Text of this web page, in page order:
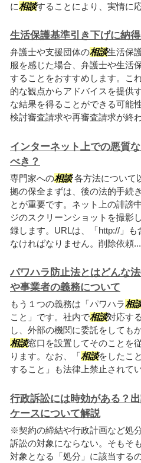
に相談することにより、実情に
生活保護基準引き下げに納
弁護士や支援団体の相談生活保
服を感じた場合、弁護士や生活
することをおすすめします。こ
的な観点からアドバイスを提供
な結果を得ることができる可能
検討審査請求や再審査請求が終
インターネット上での悪質
べき？
専門家への相談各方法について
拠の保全まずは、後の法的手続
とが重要です。ネット上の誹謗
ジのスクリーンショットを撮影
録します。URLは、「http://」
なければなりません。削除依頼...
パワハラ防止法とはどんな
や事業者の義務について
もう１つの義務は「パワハラ相
こと」です。社内で相談対応す
し、外部の機関に委託をしても
相談窓口を設置してそのことを
ります。なお、「相談をしたこ
すること」も法律上禁止されて
行政訴訟には時効がある？
ケースについて解説
※契約の締結や行政計画など処
訴訟の対象にならない。そもそ
対象となる「処分」に該当する